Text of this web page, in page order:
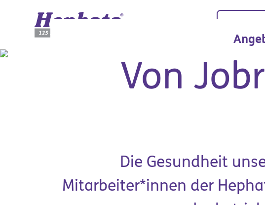
Hilfe & Rat Arbeit &
Von
Die Gesundheit
Mitarbeiter*innen der